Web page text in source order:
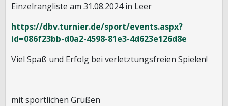
Einzelrangliste am 31.08.2024 in Leer
https://dbv.turnier.de/sport/events.aspx?
id=086f23bb-d0a2-4598-81e3-4d623e126d8e
Viel Spaß und Erfolg bei verletztungsfreien Spielen!
mit sportlichen Grüßen